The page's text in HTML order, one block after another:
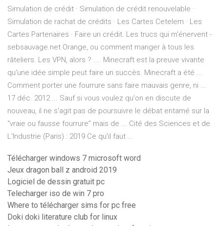
Simulation de crédit · Simulation de crédit renouvelable ·
Simulation de rachat de crédits · Les Cartes Cetelem · Les
Cartes Partenaires · Faire un crédit. Les trucs qui m'énervent -
sebsauvage.net Orange, ou comment manger à tous les
râteliers. Les VPN, alors ? .... Minecraft est la preuve vivante
qu'une idée simple peut faire un succès. Minecraft a été ...
Comment porter une fourrure sans faire mauvais genre, ni ...
17 déc. 2012 ... Sauf si vous voulez qu'on en discute de
nouveau, il ne s'agit pas de poursuivre le débat entamé sur la
“vraie ou fausse fourrure” mais de ... Cité des Sciences et de
L'Industrie (Paris) : 2019 Ce qu'il faut ...
Télécharger windows 7 microsoft word
Jeux dragon ball z android 2019
Logiciel de dessin gratuit pc
Telecharger iso de win 7 pro
Where to télécharger sims for pc free
Doki doki literature club for linux